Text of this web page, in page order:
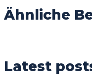
Ähnliche
Latest